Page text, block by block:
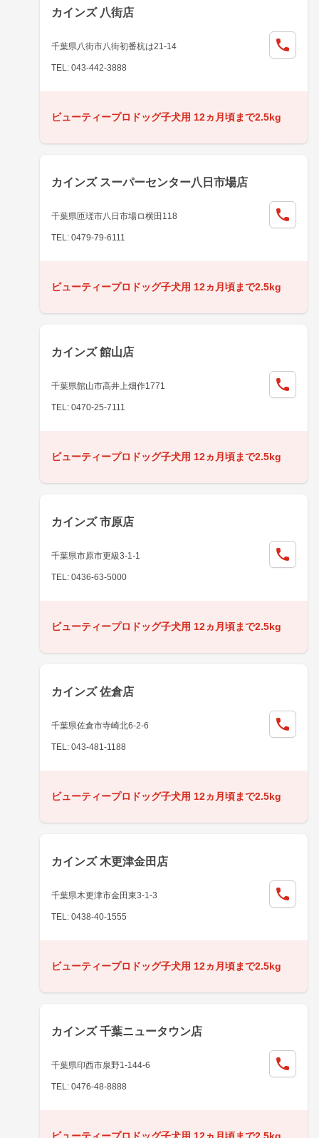
カインズ 八街店
千葉県八街市八街初番杭は21-14
TEL: 043-442-3888
ビューティープロドッグ子犬用 12ヵ月頃まで2.5kg
カインズ スーパーセンター八日市場店
千葉県匝瑳市八日市場ロ横田118
TEL: 0479-79-6111
ビューティープロドッグ子犬用 12ヵ月頃まで2.5kg
カインズ 館山店
千葉県館山市高井上畑作1771
TEL: 0470-25-7111
ビューティープロドッグ子犬用 12ヵ月頃まで2.5kg
カインズ 市原店
千葉県市原市更級3-1-1
TEL: 0436-63-5000
ビューティープロドッグ子犬用 12ヵ月頃まで2.5kg
カインズ 佐倉店
千葉県佐倉市寺崎北6-2-6
TEL: 043-481-1188
ビューティープロドッグ子犬用 12ヵ月頃まで2.5kg
カインズ 木更津金田店
千葉県木更津市金田東3-1-3
TEL: 0438-40-1555
ビューティープロドッグ子犬用 12ヵ月頃まで2.5kg
カインズ 千葉ニュータウン店
千葉県印西市泉野1-144-6
TEL: 0476-48-8888
ビューティープロドッグ子犬用 12ヵ月頃まで2.5kg